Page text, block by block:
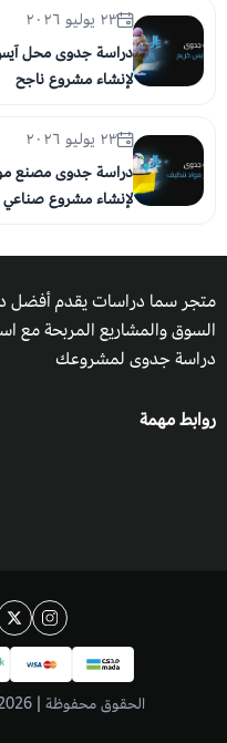
٢٣ يوليو ٢٠٢٦
دراسة جدوى محل
لإنشاء مشروع ناجح
٢٣ يوليو ٢٠٢٦
دراسة جدوى مصنع
لإنشاء مشروع صناعي
متجر سما دراسات يقدم أفضل
السوق والمشاريع المربحة مع
دراسة جدوى لمشروعك
روابط مهمة
الحقوق محفوظة | 2026